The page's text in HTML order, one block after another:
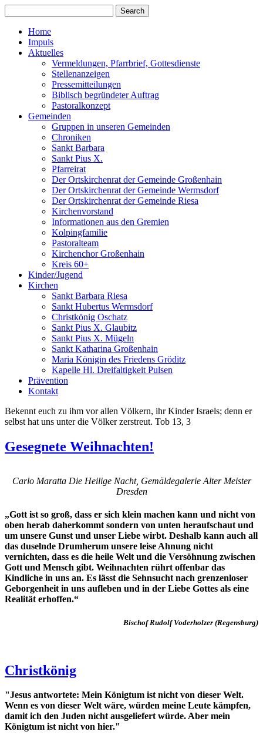
Home
Impuls
Aktuelles
Vermeldungen, Pfarrbrief, Gottesdienste
Stellenanzeigen
Pressemitteilungen
Biblisch begründeter Auftrag
Pastoralkonzept
Gemeinden
Gruppen in unseren Gemeinden
Chroniken
Sankt Barbara
Sankt Pius X.
Pfarreirat
Der Ortskirchenrat der Gemeinde Großenhain
Der Ortskirchenrat der Gemeinde Wermsdorf
Der Ortskirchenrat der Gemeinde Riesa
Kirchenvorstand
Informationen aus den Gremien
Kolpingfamilie
Pastoralteam
Kirchenchor Großenhain
Kreis 60+
Kinder/Jugend
Kirchen
Sankt Barbara Riesa
Sankt Hubertus Wermsdorf
Christkönig Oschatz
Sankt Pius X. Glaubitz
Sankt Pius X. Mügeln
Sankt Katharina Großenhain
Maria Königin des Friedens Gröditz
Kapelle Hl. Dreifaltigkeit Pulsen
Prävention
Kontakt
Bekennt euch zu ihm vor allen Völkern, ihr Kinder Israels; denn er
selbst hat uns unter die Völker zerstreut. Tob 13, 3
Gesegnete Weihnachten!
Carlo Maratta Die Heilige Nacht, Gemäldegalerie Alter Meister
Dresden
„Gott ist so groß, dass er sich klein machen kann und nicht von
oben herab daherkommt sondern von unten heraufschaut und
um unsere Gunst und unser Liebe wirbt. Deshalb kann auch all
das duselnde Drumherum unsere leise Ahnung nicht
vernichten, dass es die heile Welt und die Versöhnung zwischen
Gott und Mensch gibt. Weihnachten rührt offenbar das
Kindliche in uns an. Es lässt die Sehnsucht nach grenzenloser
Geborgenheit in uns aufleben und in der Liebe Gottes als eine
Realität erhoffen.“
Bischof Rudolf Voderholzer (Regensburg)
Christkönig
"Jesus antwortete: Mein Königtum ist nicht von dieser Welt.
Wenn es von dieser Welt wäre, würden meine Leute kämpfen,
damit ich den Juden nicht ausgeliefert würde. Aber mein
Königtum ist nicht von hier."